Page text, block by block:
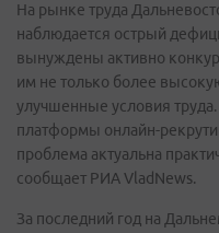
На рынке труда
наблюдается острый
вынуждены активно
им не только более
улучшенные условия
платформы онлайн-
проблема актуальна
сообщает РИА VladNews.
За последний год на